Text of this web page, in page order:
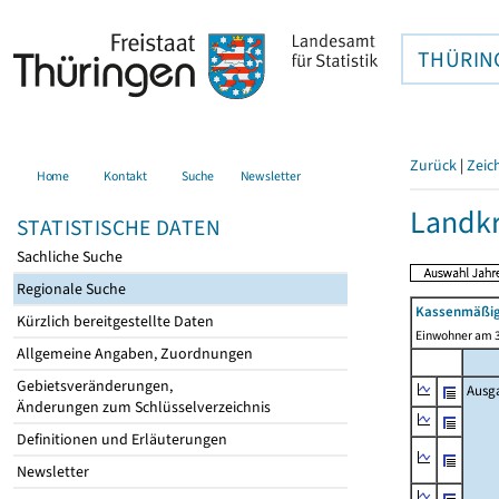
Home Kontakt Suche Newsletter
STATISTISCHE DATEN
Sachliche Suche
Regionale Suche
Kürzlich bereitgestellte Daten
Allgemeine Angaben, Zuordnungen
Gebietsveränderungen,
Änderungen zum Schlüsselverzeichnis
Definitionen und Erläuterungen
Newsletter
Zurück |
Einwohner am